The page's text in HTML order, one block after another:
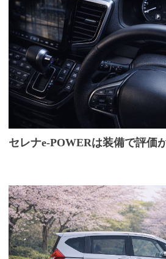
セレナe-POWERは装備で評価